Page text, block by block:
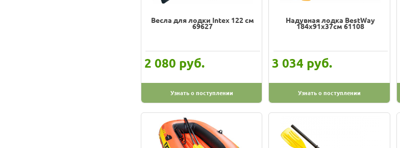
Весла для лодки Intex 122 см
69627
2 080 руб.
Узнать о поступлении
Надувная лодка BestWay
184х91х37см 61108
3 034 руб.
Узнать о поступлении